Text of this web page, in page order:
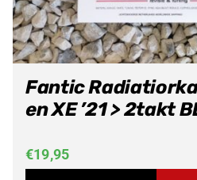
Fantic
en XE ’21 > 2takt
€19,95